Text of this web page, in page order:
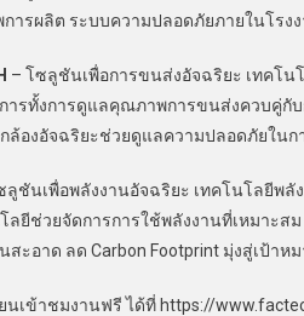
ารผลิต ระบบความปลอดภัยภายในโร
– โซลูชันเพื่อการขนส่งอัจฉริยะ เทคโ
รทั้งการดูแลคุณภาพการขนส่งควบคู่กั
ล้องอัจฉริยะช่วยดูแลความปลอดภัยใน
ลูชันเพื่อพลังงานอัจฉริยะ เทคโนโลยีพลั
ยีช่วยจัดการการใช้พลังงานที่เหมาะ
ะอาด ลด Carbon Footprint มุ่งสู่เป้าหม
าชมงานฟรี ได้ที่ https://